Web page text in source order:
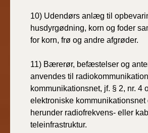
10) Udendørs anlæg til
husdyrgødning, korn og foder
for korn, frø og andre afgrøder.
11) Bærerør, befæstelser og
anvendes til
kommunikationsnet, jf. § 2, nr. 4
elektroniske kommunikationsnet
herunder radiofrekvens- eller
teleinfrastruktur.